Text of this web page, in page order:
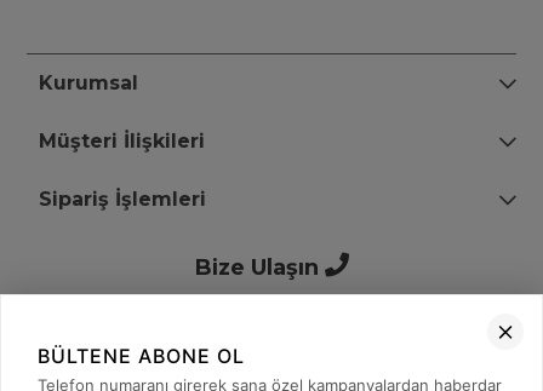
Kurumsal
Müşteri İlişkileri
Sipariş İşlemleri
Bize Ulaşın
Tevfik Bey Mah. Dr. Ali Demir Cd. No:51 Kat:2 Kobi İş Merkezi
Küçükçekmece / İstanbul
Telefon numaranı girerek sana özel kampanyalardan haberdar
ol.